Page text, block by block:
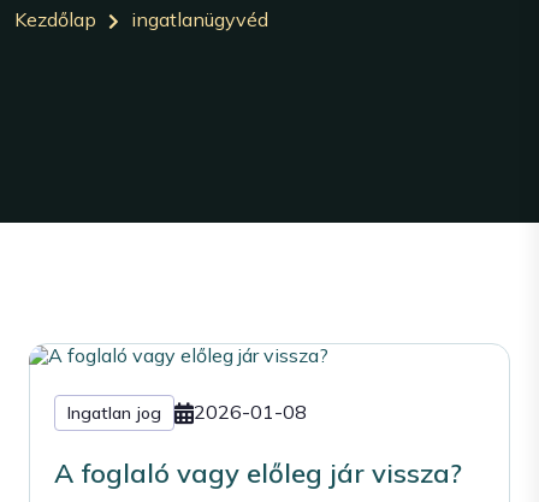
Kezdőlap ingatlanügyvéd
Ingatlan jog 2026-01-08
A foglaló vagy előleg jár vissza?